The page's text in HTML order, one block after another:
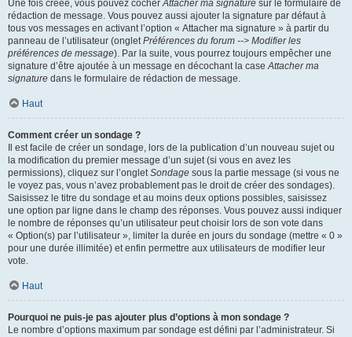
Une fois créée, vous pouvez cocherAttacher ma signature sur le formulaire de
rédaction de message. Vous pouvez aussi ajouter la signature par défaut à
tous vos messages en activant l’option « Attacher ma signature » à partir du
panneau de l’utilisateur (ongletPréférences du forum --> Modifier les
préférences de message). Par la suite, vous pourrez toujours empêcher une
signature d’être ajoutée à un message en décochant la caseAttacher ma
signature dans le formulaire de rédaction de message.
Haut
Comment créer un sondage ?
Il est facile de créer un sondage, lors de la publication d’un nouveau sujet ou
la modification du premier message d’un sujet (si vous en avez les
permissions), cliquez sur l’ongletSondage sous la partie message (si vous ne
le voyez pas, vous n’avez probablement pas le droit de créer des sondages).
Saisissez le titre du sondage et au moins deux options possibles, saisissez
une option par ligne dans le champ des réponses. Vous pouvez aussi indiquer
le nombre de réponses qu’un utilisateur peut choisir lors de son vote dans
« Option(s) par l’utilisateur », limiter la durée en jours du sondage (mettre « 0 »
pour une durée illimitée) et enfin permettre aux utilisateurs de modifier leur
vote.
Haut
Pourquoi ne puis-je pas ajouter plus d’options à mon sondage ?
Le nombre d’options maximum par sondage est défini par l’administrateur. Si